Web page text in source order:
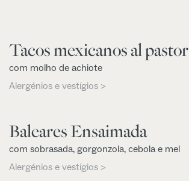
Tacos mexicanos al pastor
com molho de achiote
Alergénios e vestígios >
Baleares Ensaimada
com sobrasada, gorgonzola, cebola e mel
Alergénios e vestígios >